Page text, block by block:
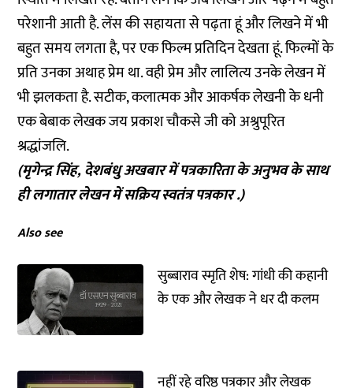
परेशानी आती है. लेंस की सहायता से पढ़ता हूं और लिखने में भी
बहुत समय लगता है, पर एक फिल्म प्रतिदिन देखता हूं. फिल्मों के
प्रति उनका अथाह प्रेम था. वही प्रेम और लालित्य उनके लेखन में
भी झलकता है. सटीक, कलात्मक और आकर्षक लेखनी के धनी
एक बेबाक लेखक जय प्रकाश चौकसे जी को अश्रुपूरित
श्रद्धांजलि.
(मृगेन्द्र सिंह, देशबंधु अखबार में पत्रकारिता के अनुभव के साथ
ही लगातार लेखन में सक्रिय स्वतंत्र पत्रकार .)
Also see
सुब्बाराव स्मृति शेष: गांधी की कहानी
के एक और लेखक ने धर दी कलम
नहीं रहे वरिष्ठ पत्रकार और लेखक